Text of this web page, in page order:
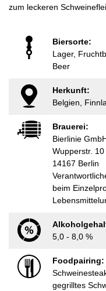
zum leckeren
Biersorte:
Lager,
Beer
Herkunft:
Belgien,
Brauerei:
Bierlinie
Wupperstr. 10
14167 Berlin
beim
5,0 - 8,0 %
Foodpairing:
gegrilltes